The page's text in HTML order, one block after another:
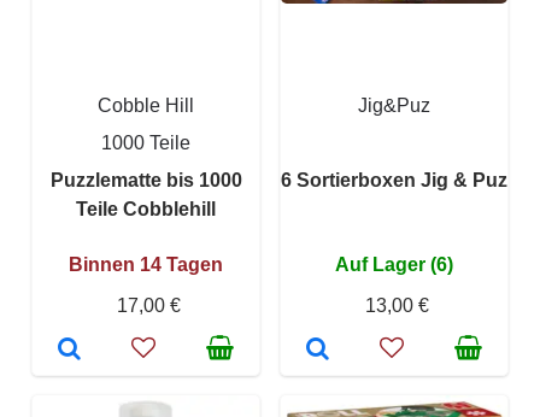
Cobble Hill
1000 Teile
Puzzlematte bis 1000
Teile Cobblehill
Binnen 14 Tagen
17,00 €
Jig&Puz
6 Sortierboxen Jig & Puz
Auf Lager (6)
13,00 €